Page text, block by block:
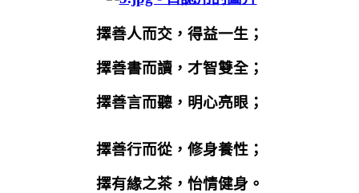
擇善人而交，得益一生；
擇善書而讀，才智雙全；
擇善言而聽，明心亮眼；
擇善行而從，修身養性；
擇有緣之茶，怡情健身。